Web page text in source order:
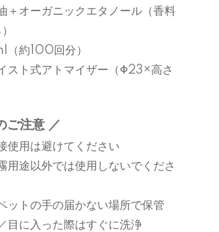
＋オーガニックエタノール（香料
（約100回分）
スト式アトマイザー（Φ23×高さ
ご注意 ／
使用は避けてください
用途以外では使用しないでくださ
ットの手の届かない場所で保管
目に入った際はすぐに洗浄